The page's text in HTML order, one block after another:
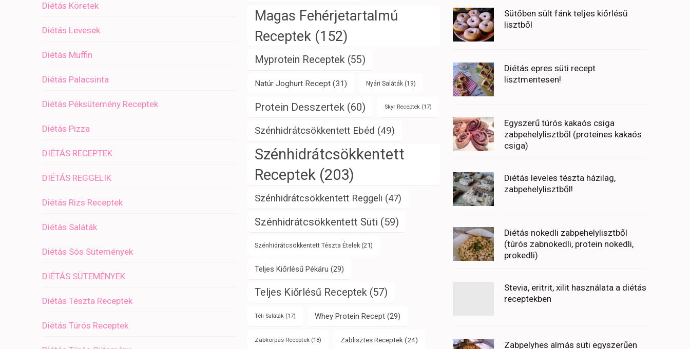
Diétás Köretek
Diétás Levesek
Diétás Muffin
Diétás Palacsinta
Diétás Péksütemény Receptek
Diétás Pizza
DIÉTÁS RECEPTEK
DIÉTÁS REGGELIK
Diétás Rizs Receptek
Diétás Saláták
Diétás Sós Sütemények
DIÉTÁS SÜTEMÉNYEK
Diétás Tészta Receptek
Diétás Túrós Receptek
Magas Fehérjetartalmú
Receptek(152)
Myprotein Receptek(55)
Natúr Joghurt Recept(31) Nyári Saláták(19)
Protein Desszertek (60) Skyr Receptek(17)
Szénhidrátcsökkentett Ebéd (49)
Szénhidrátcsökkentett
Receptek (203)
Szénhidrátcsökkentett Reggeli (47)
Szénhidrátcsökkentett Süti (59)
Szénhidrátcsökkentett Tészta Ételek(21)
Teljes Kiőrlésű Pékáru (29)
Teljes Kiőrlésű Receptek(57)
Téli Saláták(17) Whey Protein Recept(29)
Zabkorpás Receptek(18) Zablisztes Receptek (24)
Sütőben sült fánk teljes kiőrlésű
lisztből
Diétás epres süti recept
lisztmentesen!
Egyszerű túrós kakaós csiga
zabpehelylisztből (proteines kakaós
csiga)
Diétás leveles tészta házilag,
zabpehelylisztből!
Diétás nokedli zabpehelylisztből
(túrós zabnokedli, protein nokedli,
prokedli)
Stevia, eritrit, xilit használata a diétás
receptekben
Zabpelyhes almás süti egyszerűen